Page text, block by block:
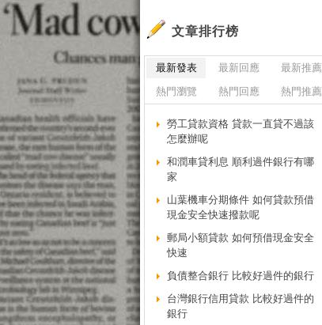
文章排行榜
最新發表 最新回應
最新推薦
熱門瀏覽
熱門回應 熱門推薦
勞工貸款資格 貸款一直貸不過該
怎麼辦呢
和潤車貸利息 順利過件銀行有哪
家
山葉機車分期條件 如何貸款預借
現金安全快速撥款呢
郵局小額貸款 如何預借現金安全
快速
負債整合銀行 比較好過件的銀行
台灣銀行信用貸款 比較好過件的
銀行